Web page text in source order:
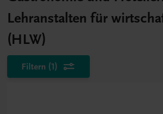
Lehranstalten für
(HLW)
Filtern (1)